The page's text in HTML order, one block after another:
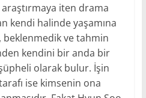
iten drama
kendi halinde yaşamına
beklenmedik ve tahmin
kendini bir anda bir
olarak bulur. İşin
ise kimsenin ona